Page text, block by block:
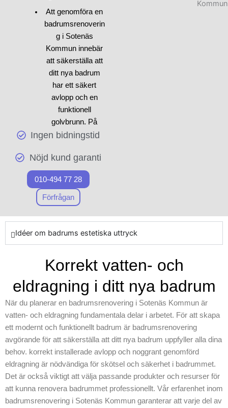
vill du välja moderna
långsiktiga resultat i varje av
mot ett fräscht och modernt
upplev skillnaden med
professionell
badrumsrenovering.
Att genomföra en
badrumsrenoverin
g i Sotenäs
Kommun innebär
att säkerställa att
ditt nya badrum
har ett säkert
avlopp och en
funktionell
golvbrunn. På
Skepiab är vi
badrumsrenoverin
g och vi erbjuder
förstklassiga
material för ditt
projekt. När arbetet
inleds prioriterar vi
att använda
toppklassiga
innovativa
byggentreprenader
för att skapa ett
modernt badrum.
Vårt företag förstår
vikten av ett säkert
avloppssystem,
och vi ser till att
alla installationer
möter alla
nödvändiga krav.
Genom att
Ingen bidningstid
Nöjd kund garanti
010-494 77 28
Förfrågan
Idéer om badrums estetiska uttryck
Korrekt vatten- och
eldragning i ditt nya badrum
När du planerar en badrumsrenovering i Sotenäs Kommun är
vatten- och eldragning fundamentala delar i arbetet. För att skapa
ett modernt och funktionellt badrum är badrumsrenovering
avgörande för att säkerställa att ditt nya badrum uppfyller alla dina
behov. korrekt installerade avlopp och noggrant genomförd
eldragning är nödvändiga för skötsel och säkerhet i badrummet.
Det är också viktigt att välja passande produkter och resurser för
att kunna renovera badrummet professionellt. Vår erfarenhet inom
badrumsrenovering i Sotenäs Kommun garanterar att varje del av